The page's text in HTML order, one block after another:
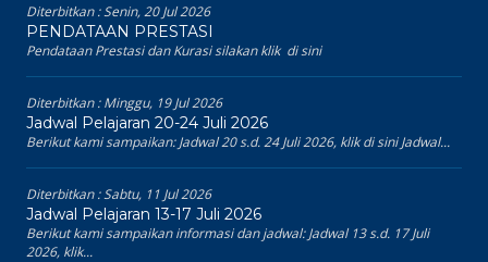
Diterbitkan :Senin, 20 Jul 2026
PENDATAAN PRESTASI
Pendataan Prestasi dan Kurasi silakan klik di sini
Diterbitkan :Minggu, 19 Jul 2026
Jadwal Pelajaran 20-24 Juli 2026
Berikut kami sampaikan: Jadwal 20 s.d. 24 Juli 2026, klik di sini Jadwal...
Diterbitkan :Sabtu, 11 Jul 2026
Jadwal Pelajaran 13-17 Juli 2026
Berikut kami sampaikan informasi dan jadwal: Jadwal 13 s.d. 17 Juli
2026, klik...